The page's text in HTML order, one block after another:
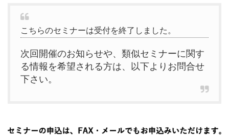
こちらのセミナーは受付を終了しました。
次回開催のお知らせや、類似セミナーに関す
る情報を希望される方は、以下よりお問合せ
下さい。